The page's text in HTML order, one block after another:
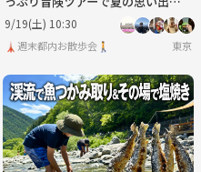
り🌿✨
9/19(土) 10:30
🗼週末都内お散歩会🚶 東京